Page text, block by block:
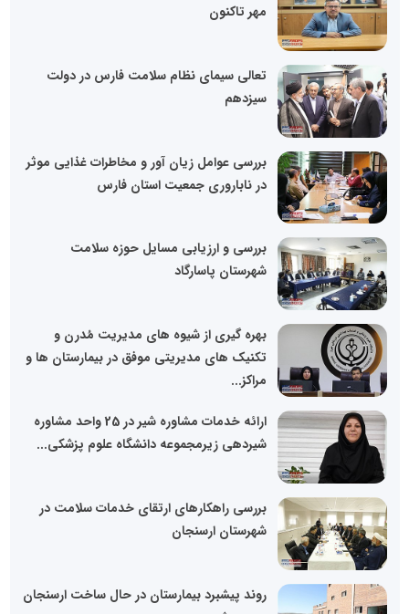
مهر تاکنون
تعالی سیمای نظام سلامت فارس در دولت
سیزدهم
بررسی عوامل زیان آور و مخاطرات غذایی موثر
در ناباروری جمعیت استان فارس
بررسی و ارزیابی مسایل حوزه سلامت
شهرستان پاسارگاد
بهره گیری از شیوه های مدیریت مُدرن و
تکنیک های مدیریتی موفق در بیمارستان ها و
مراکز...
ارائه خدمات مشاوره شیر در 25 واحد مشاوره
شیردهی زیرمجموعه دانشگاه علوم پزشکی...
بررسی راهکارهای ارتقای خدمات سلامت در
شهرستان ارسنجان
روند پیشبرد بیمارستان در حال ساخت ارسنجان